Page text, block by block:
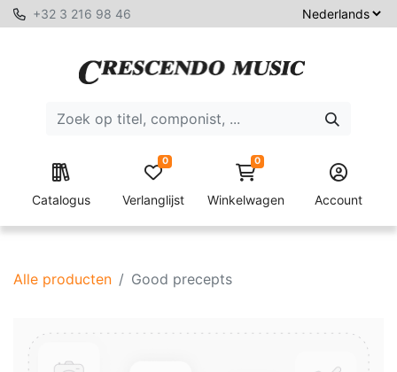
+32 3 216 98 46
Catalogus Verlanglijst
0 0
Winkelwagen Account
Alle producten Good precepts